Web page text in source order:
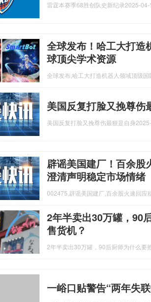
雷霆本赛季68胜创队史新纪录2025-
全球发布！哈工大打造
球顶尖学术资源
全球发布,哈工大打造机器人领域顶级国
美国反复打脸又挽尊伤
美国反复打脸又挽尊伤最狠是自身
辟谣美国建厂！百余股
澄清声明稳定市场情绪
002475,辟谣美国建厂,百余股火速回应
2年半卖出30万罐，90
售货机？
2年半卖出30万罐，90后厨师为什么要
一峪口贴警告“两年失